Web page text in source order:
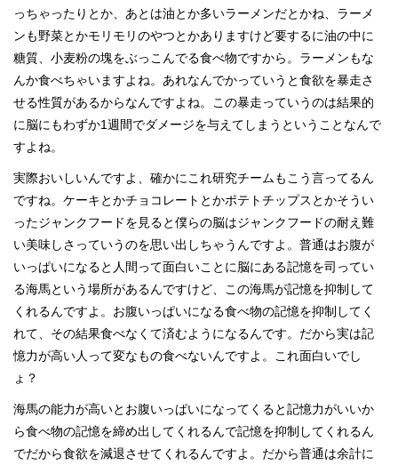
っちゃったりとか、あとは油とか多いラーメンだとかね、ラーメ
ンも野菜とかモリモリのやつとかありますけど要するに油の中に
糖質、小麦粉の塊をぶっこんでる食べ物ですから。ラーメンもな
んか食べちゃいますよね。あれなんでかっていうと食欲を暴走さ
せる性質があるからなんですよね。この暴走っていうのは結果的
に脳にもわずか1週間でダメージを与えてしまうということなんで
すよね。
実際おいしいんですよ、確かにこれ研究チームもこう言ってるん
ですね。ケーキとかチョコレートとかポテトチップスとかそうい
ったジャンクフードを見ると僕らの脳はジャンクフードの耐え難
い美味しさっていうのを思い出しちゃうんですよ。普通はお腹が
いっぱいになると人間って面白いことに脳にある記憶を司ってい
る海馬という場所があるんですけど、この海馬が記憶を抑制して
くれるんですよ。お腹いっぱいになる食べ物の記憶を抑制してく
れて、その結果食べなくて済むようになるんです。だから実は記
憶力が高い人って変なもの食べないんですよ。これ面白いでし
ょ？
海馬の能力が高いとお腹いっぱいになってくると記憶力がいいか
ら食べ物の記憶を締め出してくれるんで記憶を抑制してくれるん
でだから食欲を減退させてくれるんですよ。だから普通は余計に